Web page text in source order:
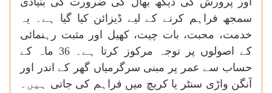
سمجھ فراہم کرنے کے لیے ڈیزائن کیا گیا ہے۔
یہ
خدمت، محبت، بات چیت، کھیل اور مثبت رہنمائی
کے
اصولوں پر توجہ مرکوز کرتا ہے۔ 36 ماہ
کے
حساب سے عمر پر مبنی سرگرمیاں گھر کے اندر
اور
آنگن واڑی سنٹر یا کریچ میں فراہم کی جاتی
ہیں۔